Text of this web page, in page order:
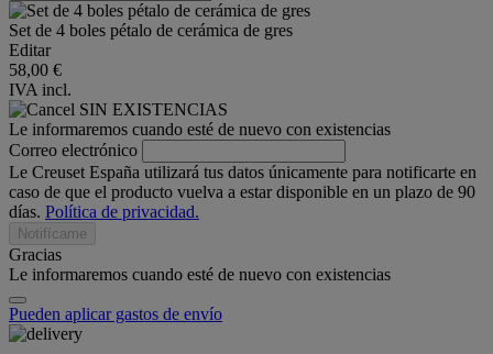
Set de 4 boles pétalo de cerámica de gres
Editar
58,00 €
IVA incl.
SIN EXISTENCIAS
Le informaremos cuando esté de nuevo con existencias
Correo electrónico
Le Creuset España utilizará tus datos únicamente para notificarte en
caso de que el producto vuelva a estar disponible en un plazo de 90
días. Política de privacidad.
Notifícame
Gracias
Le informaremos cuando esté de nuevo con existencias
Pueden aplicar gastos de envío